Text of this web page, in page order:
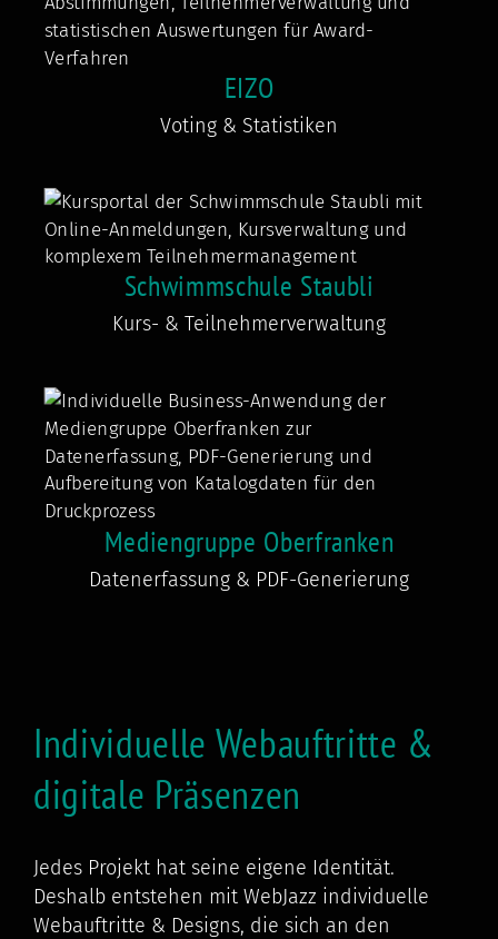
EIZO
Voting & Statistiken
Schwimmschule Staubli
Kurs- & Teilnehmerverwaltung
Mediengruppe Oberfranken
Datenerfassung & PDF-Generierung
Individuelle Webauftritte &
digitale Präsenzen
Jedes Projekt hat seine eigene Identität.
Deshalb entstehen mit WebJazz individuelle
Webauftritte & Designs, die sich an den